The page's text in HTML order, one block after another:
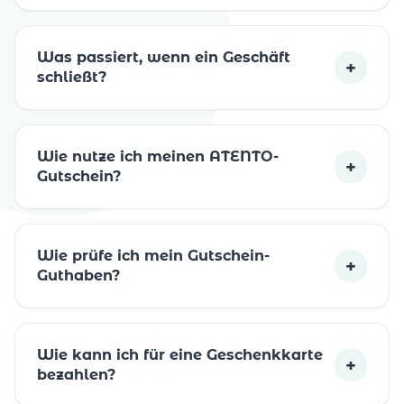
Was passiert, wenn ein Geschäft
schließt?
+
Wie nutze ich meinen ATENTO-
Gutschein?
+
Wie prüfe ich mein Gutschein-
Guthaben?
+
Wie kann ich für eine Geschenkkarte
bezahlen?
+